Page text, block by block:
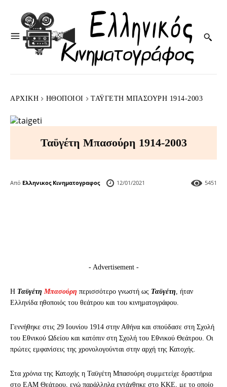
ΑΡΧΙΚΉ HΘΟΠΟΙΟΊ ΤΑΫΓΈΤΗ ΜΠΑΣΟΎΡΗ 1914-2003
Ταϋγέτη Μπασούρη 1914-2003
Από Ελληνικος Κινηματογραφος 12/01/2021 5451
- Advertisement -
Η Ταϋγέτη Μπασούρη περισσότερο γνωστή ως Ταϋγέτη , ήταν
Ελληνίδα ηθοποιός του θεάτρου και του κινηματογράφου.
Γεννήθηκε στις 29 Ιουνίου 1914 στην Αθήνα και σπούδασε στη Σχολή
του Εθνικού Ωδείου και κατόπιν στη Σχολή του Εθνικού Θεάτρου. Οι
πρώτες εμφανίσεις της χρονολογούνται στην αρχή της Κατοχής.
Στα χρόνια της Κατοχής η Ταϋγέτη Μπασούρη συμμετείχε δραστήρια
στο ΕΑΜ Θεάτρου, ενώ παράλληλα εντάχθηκε στο ΚΚΕ, με το οποίο